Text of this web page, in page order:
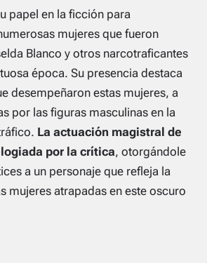
papel en la ficción para
mujeres que fueron
Blanco y otros narcotraficantes
época. Su presencia destaca
desempeñaron estas mujeres, a
por las figuras masculinas en la
La actuación magistral de
por la crítica, otorgándole
a un personaje que refleja la
mujeres atrapadas en este oscuro